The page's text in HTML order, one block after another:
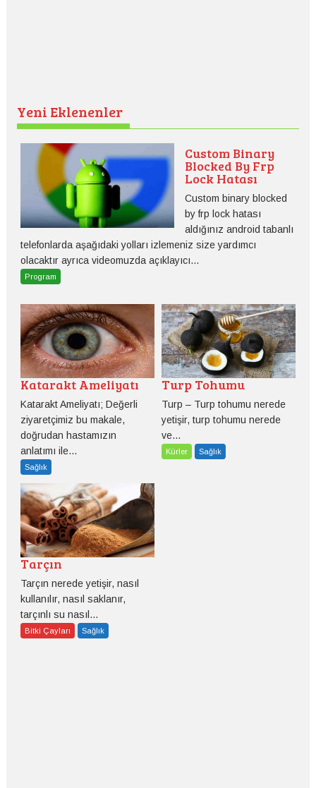
Yeni Eklenenler
Custom Binary
Blocked By Frp
Lock Hatası
Custom binary blocked
by frp lock hatası
aldığınız android tabanlı
telefonlarda aşağıdaki yolları izlemeniz size yardımcı
olacaktır ayrıca videomuzda açıklayıcı...
Program
Katarakt Ameliyatı
Katarakt Ameliyatı; Değerli
ziyaretçimiz bu makale,
doğrudan hastamızın
anlatımı ile...
Sağlık
Turp Tohumu
Turp – Turp tohumu nerede
yetişir, turp tohumu nerede
ve...
Kürler Sağlık
Tarçın
Tarçın nerede yetişir, nasıl
kullanılır, nasıl saklanır,
tarçınlı su nasıl...
Bitki Çayları Sağlık